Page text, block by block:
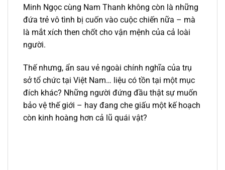
Minh Ngọc cùng Nam Thanh không còn là những
đứa trẻ vô tình bị cuốn vào cuộc chiến nữa – mà
là mắt xích then chốt cho vận mệnh của cả loài
người.
Thế nhưng, ẩn sau vẻ ngoài chính nghĩa của trụ
sở tổ chức tại Việt Nam… liệu có tồn tại một mục
đích khác? Những người đứng đầu thật sự muốn
bảo vệ thế giới – hay đang che giấu một kế hoạch
còn kinh hoàng hơn cả lũ quái vật?